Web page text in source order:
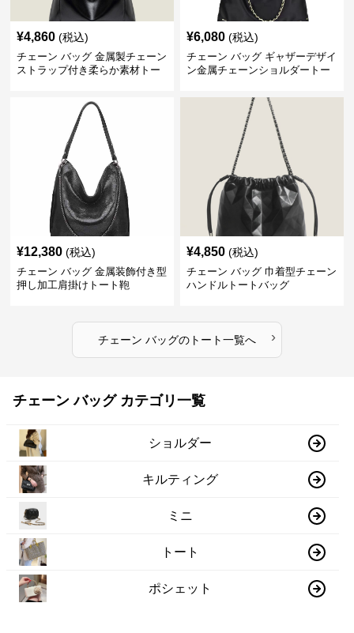
¥4,860 (税込)
チェーン バッグ 金属製チェーン
ストラップ付き柔らか素材トー
¥6,080 (税込)
チェーン バッグ ギャザーデザイ
ン金属チェーンショルダートー
¥12,380 (税込)
チェーン バッグ 金属装飾付き型
押し加工肩掛けトート鞄
¥4,850 (税込)
チェーン バッグ 巾着型チェーン
ハンドルトートバッグ
チェーン バッグのトート一覧へ ›
チェーン バッグ カテゴリ一覧
ショルダー
キルティング
ミニ
トート
ポシェット